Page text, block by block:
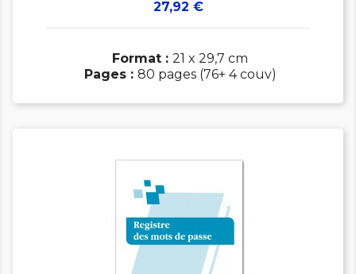
Prix
27,92 €
Format : 21 x 29,7 cm
Pages : 80 pages (76+ 4 couv)